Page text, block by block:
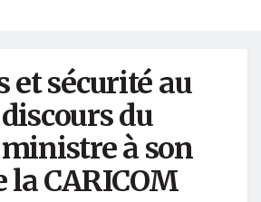
et sécurité au
du
à son
la CARICOM